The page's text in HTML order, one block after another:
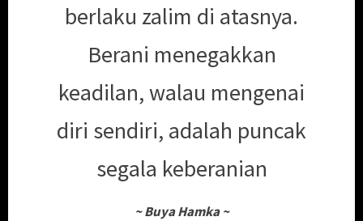
berlaku zalim di atasnya.
Berani menegakkan
keadilan, walau mengenai
diri sendiri, adalah puncak
segala keberanian
~ Buya Hamka ~